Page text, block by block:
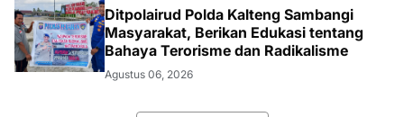
Ditpolairud Polda Kalteng Sambangi
Masyarakat, Berikan Edukasi tentang
Bahaya Terorisme dan Radikalisme
Agustus 06, 2026